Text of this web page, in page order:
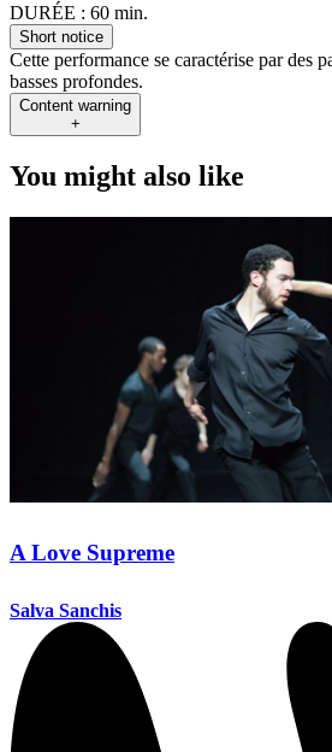
DURÉE : 60 min.
Short notice
Cette performance se caractérise par des
basses profondes.
Content warning
+
You might also like
A Love Supreme
Salva Sanchis